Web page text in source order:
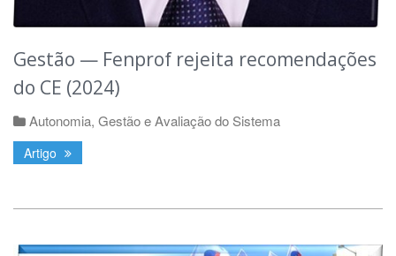
Gestão — Fenprof rejeita recomendações
do CE (2024)
Autonomia, Gestão e Avaliação do Sistema
Artigo